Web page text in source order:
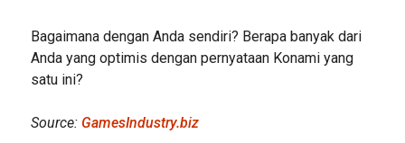
Bagaimana dengan Anda sendiri? Berapa banyak dari
Anda yang optimis dengan pernyataan Konami yang
satu ini?
Source: GamesIndustry.biz